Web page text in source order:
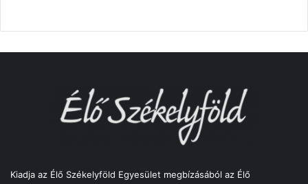
Kiadja az Élő Székelyföld Egyesület megbízásából az Élő